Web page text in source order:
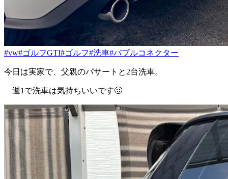
#vw#ゴルフGTI#ゴルフ#洗車#バブルコネクター
今日は実家で、父親のパサートと2台洗車。
週1で洗車は気持ちいいです🥴